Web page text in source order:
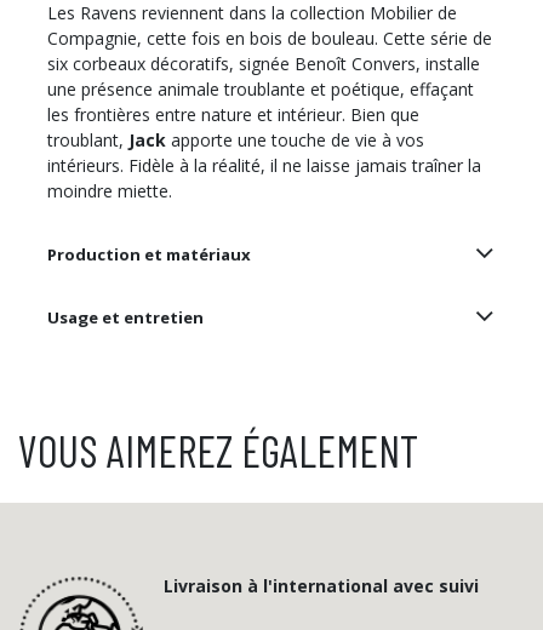
Les Ravens reviennent dans la collection Mobilier de
Compagnie, cette fois en bois de bouleau. Cette série de
six corbeaux décoratifs, signée Benoît Convers, installe
une présence animale troublante et poétique, effaçant
les frontières entre nature et intérieur. Bien que
troublant, Jack apporte une touche de vie à vos
intérieurs. Fidèle à la réalité, il ne laisse jamais traîner la
moindre miette.
Production et matériaux
Usage et entretien
VOUS AIMEREZ ÉGALEMENT
Livraison à l'international avec suivi